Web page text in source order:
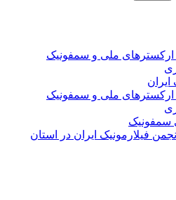
ملی و سمفونیک
ملی و سمفونیک
سمفونیک
فیلارمونیک ایران در استان